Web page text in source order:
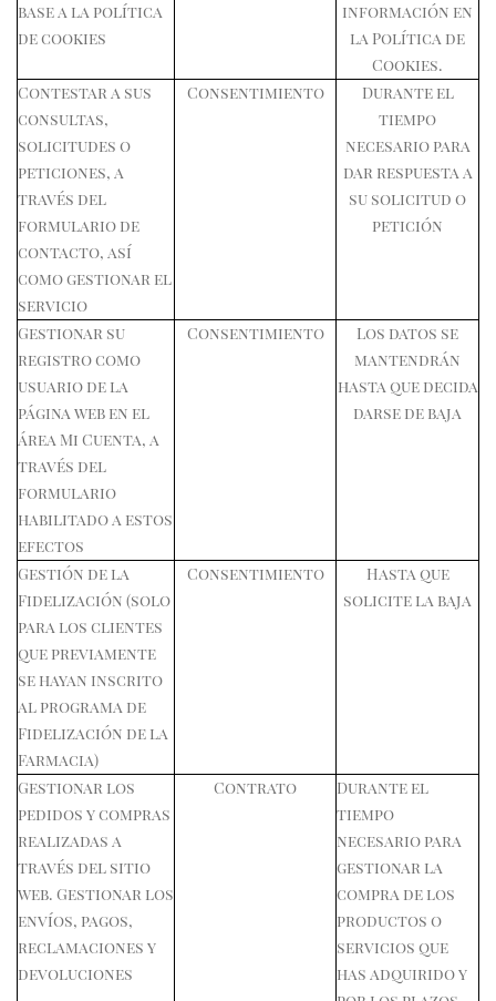
base a la política
de cookies
información en
la Política de
Cookies.
Contestar a sus
consultas,
solicitudes o
peticiones, a
través del
formulario de
contacto, así
como gestionar el
servicio
Consentimiento
Durante el
tiempo
necesario para
dar respuesta a
su solicitud o
petición
Gestionar su
registro como
usuario de la
página web en el
área Mi Cuenta, a
través del
formulario
habilitado a estos
efectos
Consentimiento
Los datos se
mantendrán
hasta que decida
darse de baja
Gestión de la
Fidelización (solo
para los clientes
que previamente
se hayan inscrito
al programa de
Fidelización de la
Farmacia)
Consentimiento
Hasta que
solicite la baja
Gestionar los
pedidos y compras
realizadas a
través del sitio
web. Gestionar los
envíos, pagos,
reclamaciones y
devoluciones
Contrato
Durante el
tiempo
necesario para
gestionar la
compra de los
productos o
servicios que
has adquirido y